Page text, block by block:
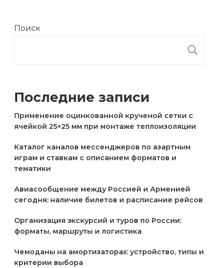
Поиск
Последние записи
Применение оцинкованной крученой сетки с
ячейкой 25×25 мм при монтаже теплоизоляции
Каталог каналов мессенджеров по азартным
играм и ставкам с описанием форматов и
тематики
Авиасообщение между Россией и Арменией
сегодня: наличие билетов и расписание рейсов
Организация экскурсий и туров по России:
форматы, маршруты и логистика
Чемоданы на амортизаторах: устройство, типы и
критерии выбора